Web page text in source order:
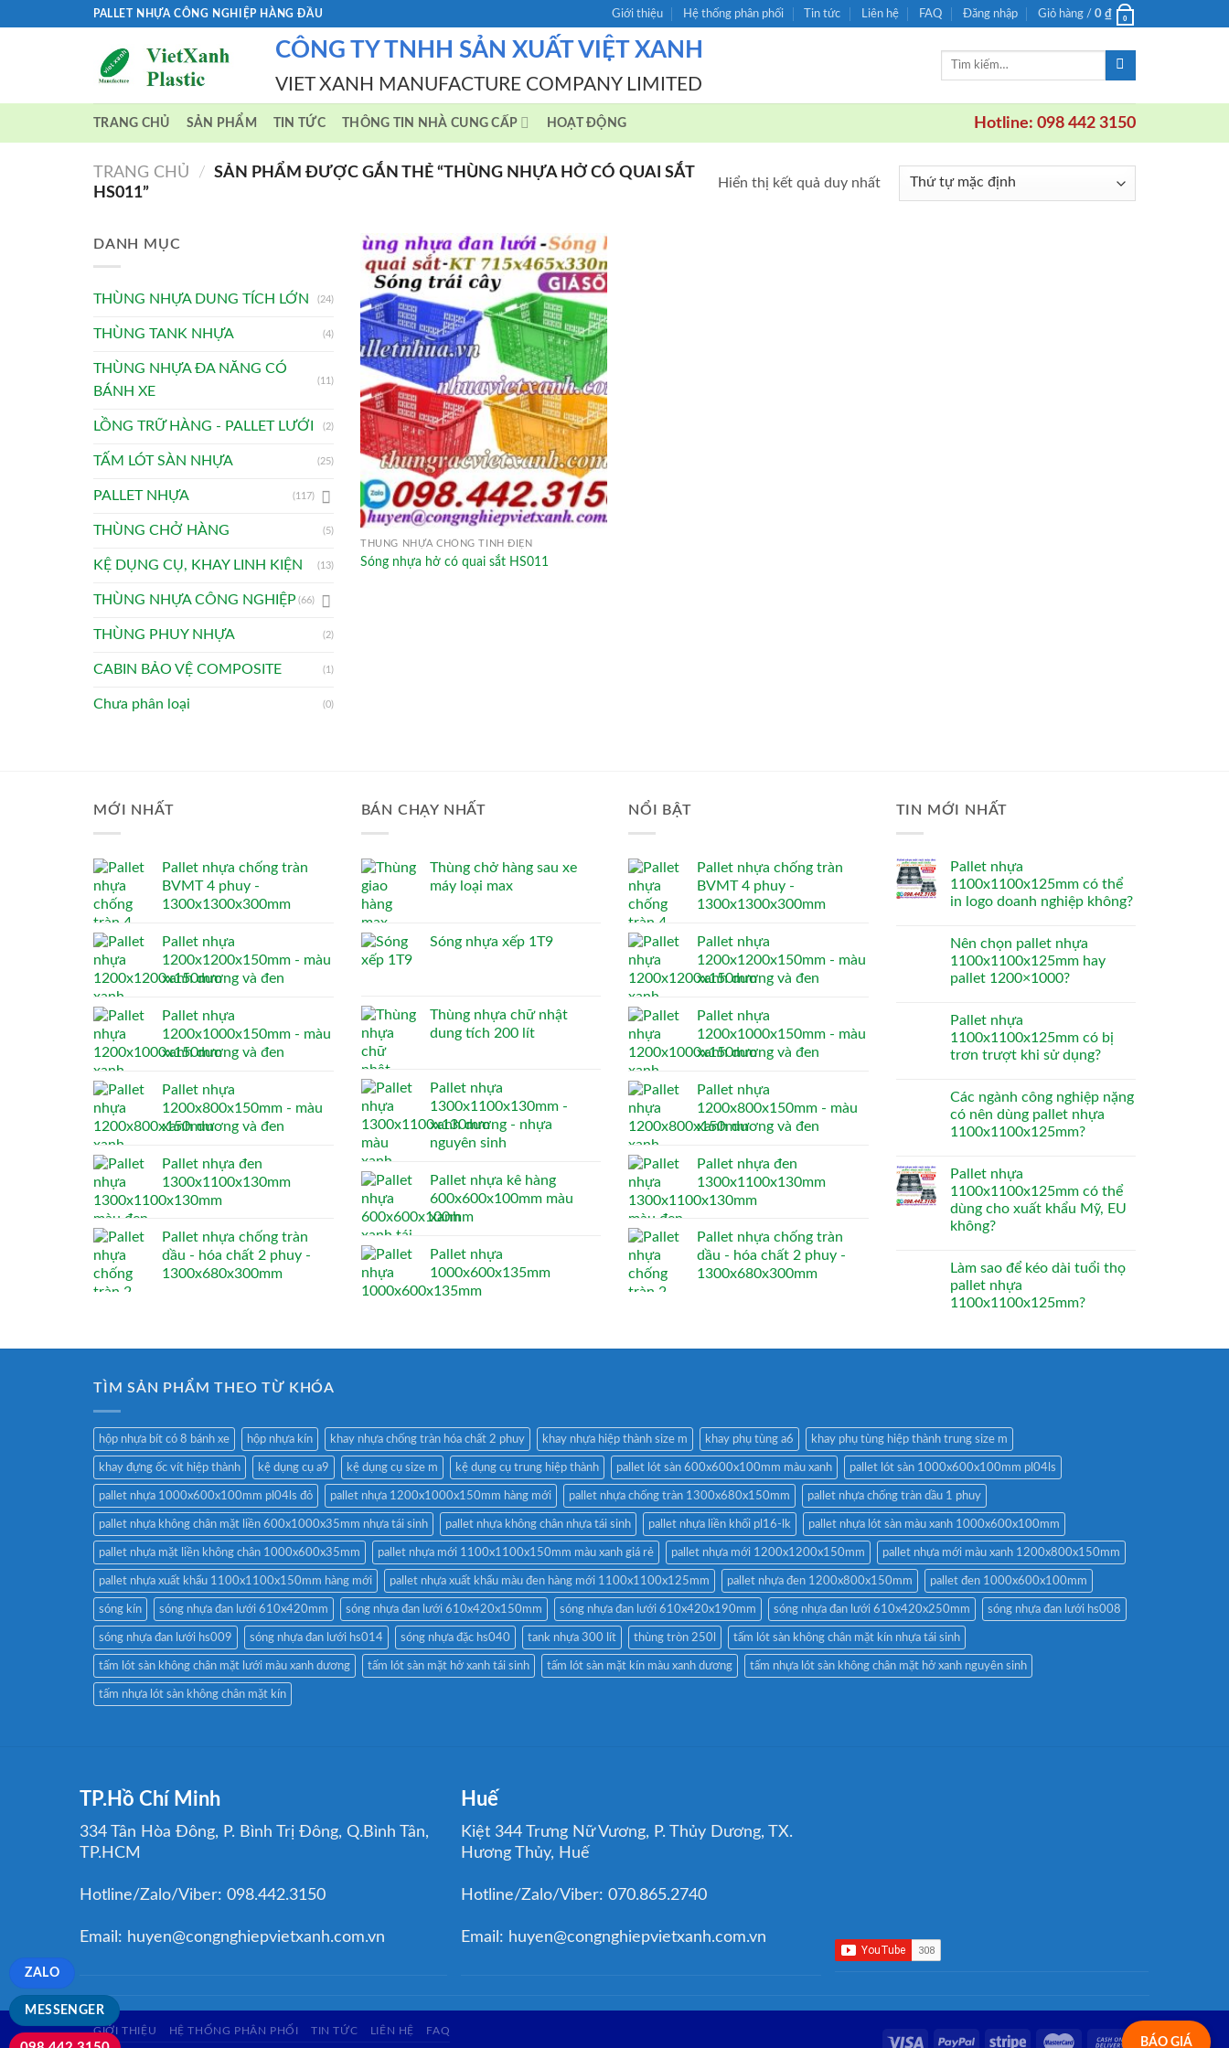
PALLET NHỰA CÔNG NGHIỆP HÀNG ĐẦU Giới thiệu Hệ thống phân phối Tin tức Liên hệ FAQ Đăng nhập Giỏ hàng / 0 ₫ 0
CÔNG TY TNHH SẢN XUẤT VIỆT XANH
VIET XANH MANUFACTURE COMPANY LIMITED
Tìm
TRANG CHỦ SẢN PHẨM TIN TỨC THÔNG TIN NHÀ CUNG CẤP HOẠT ĐỘNG Hotline: 098 442 3150
TRANG CHỦ / SẢN PHẨM ĐƯỢC GẮN THẺ “THÙNG NHỰA HỞ CÓ QUAI SẮT
HS011”
Hiển thị kết quả duy nhất
DANH MỤC
THÙNG NHỰA DUNG TÍCH LỚN (24)
THÙNG TANK NHỰA (4)
THÙNG NHỰA ĐA NĂNG CÓ
BÁNH XE
(11)
LỒNG TRỮ HÀNG - PALLET LƯỚI (2)
TẤM LÓT SÀN NHỰA (25)
PALLET NHỰA (117)
THÙNG CHỞ HÀNG (5)
KỆ DỤNG CỤ, KHAY LINH KIỆN (13)
THÙNG NHỰA CÔNG NGHIỆP(66)
THÙNG PHUY NHỰA (2)
CABIN BẢO VỆ COMPOSITE (1)
Chưa phân loại (0)
THÙNG NHỰA CHỐNG TĨNH ĐIỆN
Sóng nhựa hở có quai sắt HS011
MỚI NHẤT
Pallet nhựa chống tràn
BVMT 4 phuy -
1300x1300x300mm
Pallet nhựa
1200x1200x150mm - màu
xanh dương và đen
Pallet nhựa
1200x1000x150mm - màu
xanh dương và đen
Pallet nhựa
1200x800x150mm - màu
xanh dương và đen
Pallet nhựa đen
1300x1100x130mm
Pallet nhựa chống tràn
dầu - hóa chất 2 phuy -
1300x680x300mm
BÁN CHẠY NHẤT
Thùng chở hàng sau xe
máy loại max
Sóng nhựa xếp 1T9
Thùng nhựa chữ nhật
dung tích 200 lít
Pallet nhựa
1300x1100x130mm -
xanh dương - nhựa
nguyên sinh
Pallet nhựa kê hàng
600x600x100mm màu
xanh
Pallet nhựa
1000x600x135mm
NỔI BẬT
Pallet nhựa chống tràn
BVMT 4 phuy -
1300x1300x300mm
Pallet nhựa
1200x1200x150mm - màu
xanh dương và đen
Pallet nhựa
1200x1000x150mm - màu
xanh dương và đen
Pallet nhựa
1200x800x150mm - màu
xanh dương và đen
Pallet nhựa đen
1300x1100x130mm
Pallet nhựa chống tràn
dầu - hóa chất 2 phuy -
1300x680x300mm
TIN MỚI NHẤT
Pallet nhựa
1100x1100x125mm có thể
in logo doanh nghiệp không?
Nên chọn pallet nhựa
1100x1100x125mm hay
pallet 1200×1000?
Pallet nhựa
1100x1100x125mm có bị
trơn trượt khi sử dụng?
Các ngành công nghiệp nặng
có nên dùng pallet nhựa
1100x1100x125mm?
Pallet nhựa
1100x1100x125mm có thể
dùng cho xuất khẩu Mỹ, EU
không?
Làm sao để kéo dài tuổi thọ
pallet nhựa
1100x1100x125mm?
TÌM SẢN PHẨM THEO TỪ KHÓA
hộp nhựa bít có 8 bánh xe hộp nhựa kín khay nhựa chống tràn hóa chất 2 phuy khay nhựa hiệp thành size m khay phụ tùng a6 khay phụ tùng hiệp thành trung size m
khay đựng ốc vít hiệp thành kệ dụng cụ a9 kệ dụng cụ size m kệ dụng cụ trung hiệp thành pallet lót sàn 600x600x100mm màu xanh pallet lót sàn 1000x600x100mm pl04ls
pallet nhựa 1000x600x100mm pl04ls đỏ pallet nhựa 1200x1000x150mm hàng mới pallet nhựa chống tràn 1300x680x150mm pallet nhựa chống tràn dầu 1 phuy
pallet nhựa không chân mặt liền 600x1000x35mm nhựa tái sinh pallet nhựa không chân nhựa tái sinh pallet nhựa liền khối pl16-lk pallet nhựa lót sàn màu xanh 1000x600x100mm
pallet nhựa mặt liền không chân 1000x600x35mm pallet nhựa mới 1100x1100x150mm màu xanh giá rẻ pallet nhựa mới 1200x1200x150mm pallet nhựa mới màu xanh 1200x800x150mm
pallet nhựa xuất khẩu 1100x1100x150mm hàng mới pallet nhựa xuất khẩu màu đen hàng mới 1100x1100x125mm pallet nhựa đen 1200x800x150mm pallet đen 1000x600x100mm
sóng kín sóng nhựa đan lưới 610x420mm sóng nhựa đan lưới 610x420x150mm sóng nhựa đan lưới 610x420x190mm sóng nhựa đan lưới 610x420x250mm sóng nhựa đan lưới hs008
sóng nhựa đan lưới hs009 sóng nhựa đan lưới hs014 sóng nhựa đặc hs040 tank nhựa 300 lít thùng tròn 250l tấm lót sàn không chân mặt kín nhựa tái sinh
tấm lót sàn không chân mặt lưới màu xanh dương tấm lót sàn mặt hở xanh tái sinh tấm lót sàn mặt kín màu xanh dương tấm nhựa lót sàn không chân mặt hở xanh nguyên sinh
tấm nhựa lót sàn không chân mặt kín
TP.Hồ Chí Minh
334 Tân Hòa Đông, P. Bình Trị Đông, Q.Bình Tân,
TP.HCM
Hotline/Zalo/Viber: 098.442.3150
Email: huyen@congnghiepvietxanh.com.vn
Huế
Kiệt 344 Trưng Nữ Vương, P. Thủy Dương, TX.
Hương Thủy, Huế
Hotline/Zalo/Viber: 070.865.2740
Email: huyen@congnghiepvietxanh.com.vn
BÁO GIÁ
GIỚI THIỆU HỆ THỐNG PHÂN PHỐI TIN TỨC LIÊN HỆ FAQ
MESSENGER
ZALO